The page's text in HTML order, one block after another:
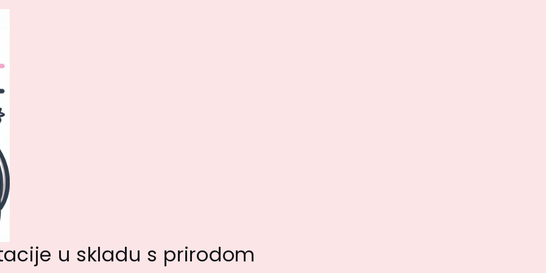
u skladu s prirodom